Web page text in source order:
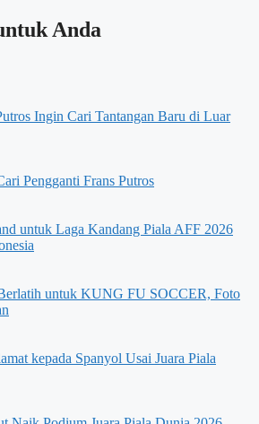
Anda
Ingin Cari Tantangan Baru di Luar
Pengganti Frans Putros
untuk Laga Kandang Piala AFF 2026
untuk KUNG FU SOCCER, Foto
kepada Spanyol Usai Juara Piala